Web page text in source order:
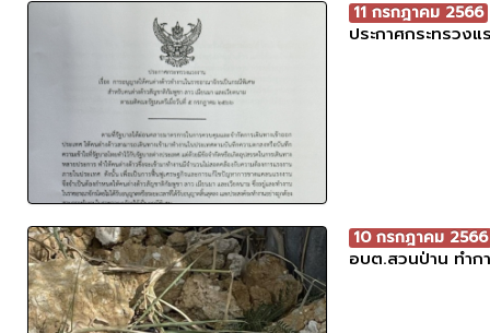
11 กรกฎาคม 2566
ประกาศกระทรวง
10 กรกฎาคม 2566
อบต.สวนป่าน ทำ